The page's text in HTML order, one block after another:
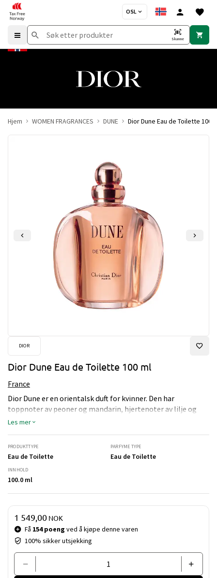
OSL
Skanne
Hjem WOMEN FRAGRANCES DUNE Dior Dune Eau de Toilette 100
DIOR
Dior Dune Eau de Toilette 100 ml
France
Dior Dune er en orientalsk duft for kvinner. Den har
toppnoter av peoner og mandarin, hjertenoter av lilje og
rose, mens bunnen er av vanilje.
Les mer
PRODUKTTYPE
Eau de Toilette
PARFYME TYPE
Eau de Toilette
INNHOLD
100.0 ml
Pris og mengde
Få 154 poeng ved å kjøpe denne varen
100% sikker utsjekking
1 549,00 NOK